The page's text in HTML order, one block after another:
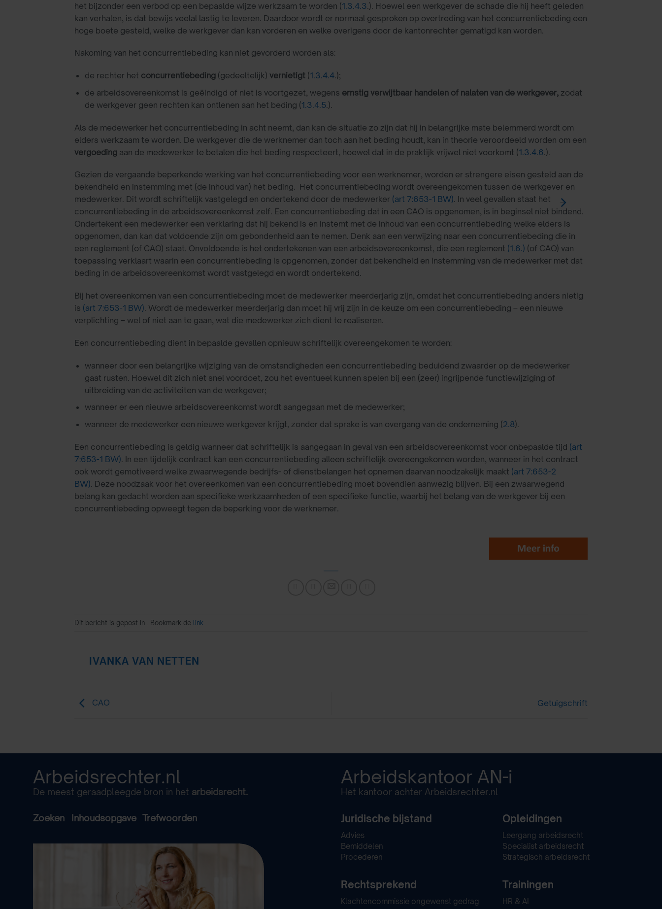
het bijzonder een verbod op een bepaalde wijze werkzaam te worden (1.3.4.3.). Hoewel een werkgever de schade die hij heeft geleden
kan verhalen, is dat bewijs veelal lastig te leveren. Daardoor wordt er normaal gesproken op overtreding van het concurrentiebeding een
hoge boete gesteld, welke de werkgever dan kan vorderen en welke overigens door de kantonrechter gematigd kan worden.
Nakoming van het concurrentiebeding kan niet gevorderd worden als:
de rechter het concurrentiebeding(gedeeltelijk) vernietigt(1.3.4.4.);
de arbeidsovereenkomst is geëindigd of niet is voortgezet, wegens ernstig verwijtbaar handelen of nalaten van de werkgever, zodat
de werkgever geen rechten kan ontlenen aan het beding (1.3.4.5.).
Als de medewerker het concurrentiebeding in acht neemt, dan kan de situatie zo zijn dat hij in belangrijke mate belemmerd wordt om
elders werkzaam te worden. De werkgever die de werknemer dan toch aan het beding houdt, kan in theorie veroordeeld worden om een
vergoeding aan de medewerker te betalen die het beding respecteert, hoewel dat in de praktijk vrijwel niet voorkomt (1.3.4.6.).
Gezien de vergaande beperkende werking van het concurrentiebeding voor een werknemer, worden er strengere eisen gesteld aan de
bekendheid en instemming met (de inhoud van) het beding. Het concurrentiebeding wordt overeengekomen tussen de werkgever en
medewerker. Dit wordt schriftelijk vastgelegd en ondertekend door de medewerker (art 7:653-1 BW). In veel gevallen staat het
concurrentiebeding in de arbeidsovereenkomst zelf. Een concurrentiebeding dat in een CAO is opgenomen, is in beginsel niet bindend.
Ondertekent een medewerker een verklaring dat hij bekend is en instemt met de inhoud van een concurrentiebeding welke elders is
opgenomen, dan kan dat voldoende zijn om gebondenheid aan te nemen. Denk aan een verwijzing naar een concurrentiebeding die in
een reglement (of CAO) staat. Onvoldoende is het ondertekenen van een arbeidsovereenkomst, die een reglement (1.6.) (of CAO) van
toepassing verklaart waarin een concurrentiebeding is opgenomen, zonder dat bekendheid en instemming van de medewerker met dat
beding in de arbeidsovereenkomst wordt vastgelegd en wordt ondertekend.
Bij het overeenkomen van een concurrentiebeding moet de medewerker meerderjarig zijn, omdat het concurrentiebeding anders nietig
is (art 7:653-1 BW). Wordt de medewerker meerderjarig dan moet hij vrij zijn in de keuze om een concurrentiebeding – een nieuwe
verplichting – wel of niet aan te gaan, wat die medewerker zich dient te realiseren.
Een concurrentiebeding dient in bepaalde gevallen opnieuw schriftelijk overeengekomen te worden:
wanneer door een belangrijke wijziging van de omstandigheden een concurrentiebeding beduidend zwaarder op de medewerker
gaat rusten. Hoewel dit zich niet snel voordoet, zou het eventueel kunnen spelen bij een (zeer) ingrijpende functiewijziging of
uitbreiding van de activiteiten van de werkgever;
wanneer er een nieuwe arbeidsovereenkomst wordt aangegaan met de medewerker;
wanneer de medewerker een nieuwe werkgever krijgt, zonder dat sprake is van overgang van de onderneming (2.8).
Een concurrentiebeding is geldig wanneer dat schriftelijk is aangegaan in geval van een arbeidsovereenkomst voor onbepaalde tijd (art
7:653-1 BW). In een tijdelijk contract kan een concurrentiebeding alleen schriftelijk overeengekomen worden, wanneer in het contract
ook wordt gemotiveerd welke zwaarwegende bedrijfs- of dienstbelangen het opnemen daarvan noodzakelijk maakt (art 7:653-2
BW). Deze noodzaak voor het overeenkomen van een concurrentiebeding moet bovendien aanwezig blijven. Bij een zwaarwegend
belang kan gedacht worden aan specifieke werkzaamheden of een specifieke functie, waarbij het belang van de werkgever bij een
concurrentiebeding opweegt tegen de beperking voor de werknemer.
Dit bericht is gepost in . Bookmark de link
IVANKA VAN NETTEN
CAO Getuigschrift
Arbeidsrechter.nl
De meest geraadpleegde bron in het arbeidsrecht.
Zoeken Inhoudsopgave Trefwoorden
Arbeidskantoor AN-i
Het kantoor achter Arbeidsrechter.nl
Juridische bijstand
Advies
Bemiddelen
Procederen
Rechtsprekend
Klachtencommissie ongewenst gedrag
Opleidingen
Leergang arbeidsrecht
Specialist arbeidsrecht
Strategisch arbeidsrecht
Trainingen
HR & AI